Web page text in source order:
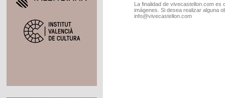
La finalidad de vivecastellon.com
imágenes. Si desea realizar alguna
info@vivecastellon.com